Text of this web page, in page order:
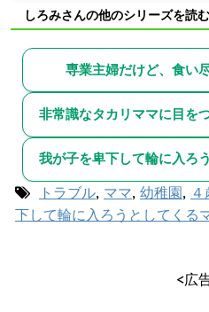
しろみさんの他のシリーズを読む
専業主婦だけど、食い
非常識なタカリママに目を
トラブル, ママ, 幼稚園, ４
下して輪に入ろうとしてくる
<広